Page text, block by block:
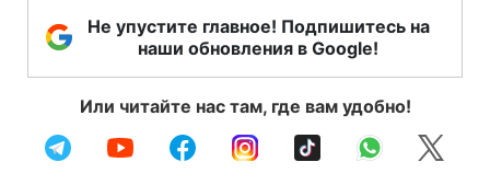
Не упустите главное! Подпишитесь на
наши обновления в Google!
Или читайте нас там, где вам удобно!